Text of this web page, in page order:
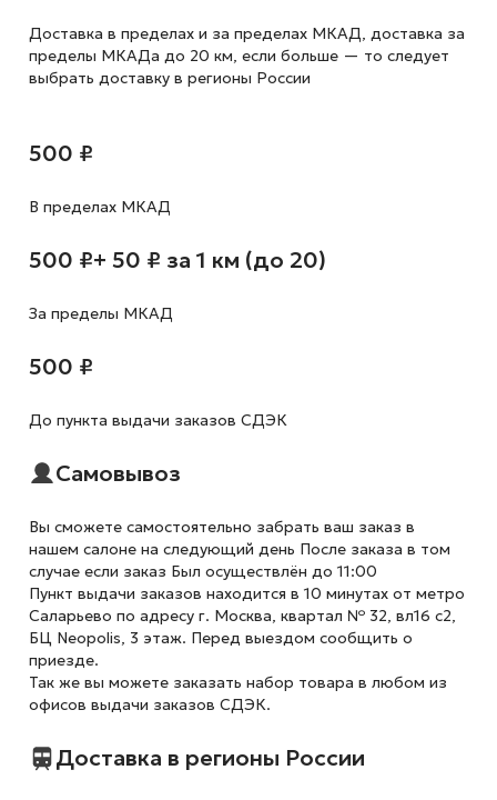
Доставка в пределах и за пределах МКАД, доставка за
пределы МКАДа до 20 км, если больше — то следует
выбрать доставку в регионы России
500 ₽
В пределах МКАД
500 ₽+ 50 ₽ за 1 км (до 20)
За пределы МКАД
500 ₽
До пункта выдачи заказов СДЭК
Самовывоз
Вы сможете самостоятельно забрать ваш заказ в
нашем салоне на следующий день После заказа в том
случае если заказ Был осуществлён до 11:00
Пункт выдачи заказов находится в 10 минутах от метро
Саларьево по адресу г. Москва, квартал № 32, вл16 с2,
БЦ Neopolis, 3 этаж. Перед выездом сообщить о
приезде.
Так же вы можете заказать набор товара в любом из
офисов выдачи заказов СДЭК.
Доставка в регионы России